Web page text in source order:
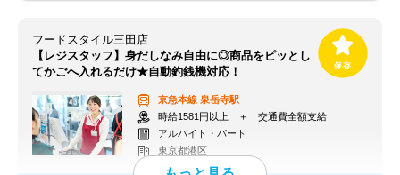
フードスタイル三田店
【レジスタッフ】身だしなみ自由に◎商品をピッとし
てかごへ入れるだけ★自動釣銭機対応！
京急本線 泉岳寺駅
時給1581円以上 ＋ 交通費全額支給
アルバイト・パート
東京都港区